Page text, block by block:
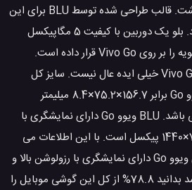
احساس رضایت خواهند داشت. قالب طراحی شده توسط BLU برای این
تلفن همراه رنگ مشکی دارد. بلو یک دوربین با کیفیت 5 مگاپیکسل
پشت و همچنین دوربین ثانویه را بر روی Vivo Go قرار داده است.
قابلیت فیلمبرداری HD در Vivo Go خیلی ایده عال نیست. سایز کل
گوشی تلفن همراه BLU ویوو Go برابر 156.7×75.2×8.4 میلیمتر
(6.17×2.96×0.33 اینچ) می باشد. BLU ویوو Go دارای نمایشگری با
اندازه 6.0 اینچ و وضوح 720×1440 پیکسل است. با این اطلاعات می
توان گفت که گوشی موبایل ویوو Go دارای نمایشگری با رزولوشن بالا و
مناسب است. شاید مهم باشد بدانید 78.8% از کل این گوشی موبایل را